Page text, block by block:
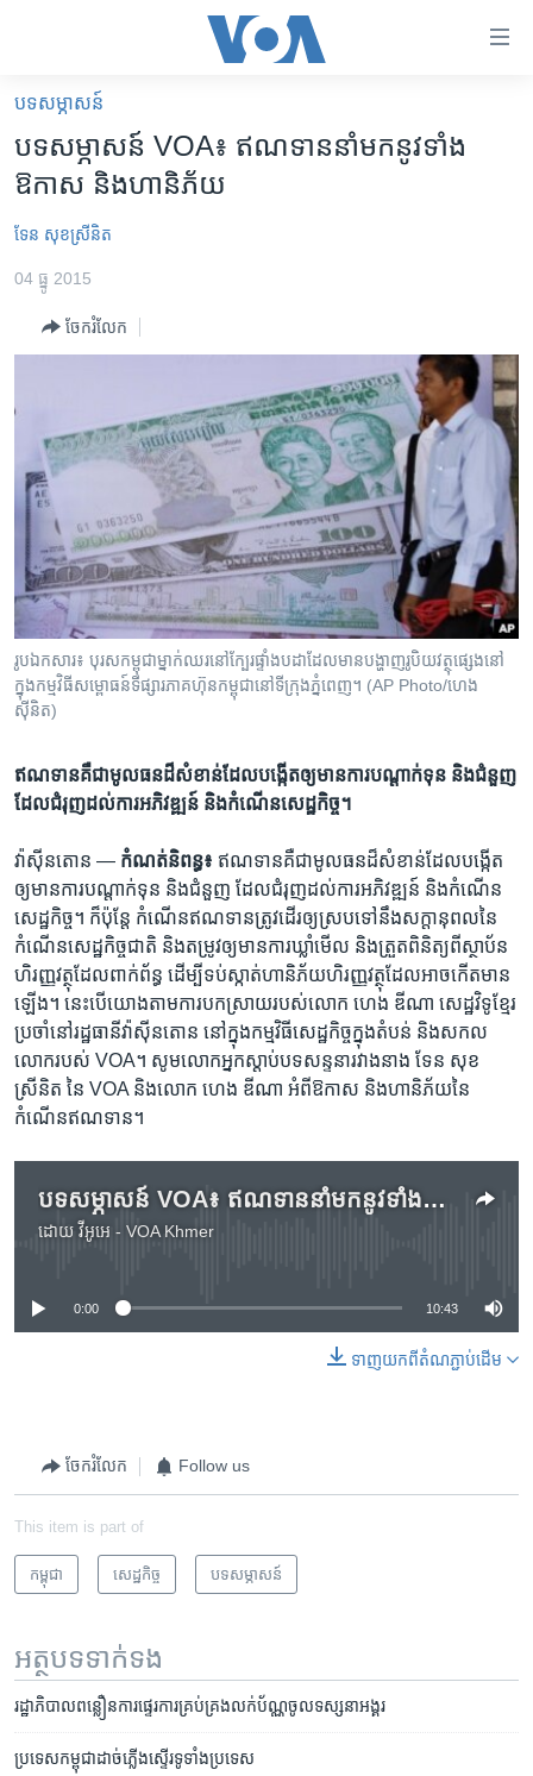
គេហទំព័រ​
ទាក់ទង
និង​
ចូល​
ទំព័រ​
និង​
ទំព័រ​
សម្ព័ន្ធ​
រំលង​
និង​
ទៅ​
កាន់​
ស្វែង​
រក
អន្តរជាតិ
ហេឡូវីអូអេ
កម្ពុជាច្នៃប្រតិដ្ឋ
ទូរទស្សន៍ / វីដេអូ​
វិទ្យុ / ផតខាសថ៍
កម្មវិធីទាំងអស់
Khmer English
បណ្តាញ​សង្គម
បទ​សម្ភាសន៍
បទ​សម្ភាសន៍​ VOA៖ ឥណទាន​នាំ​មក​នូវ​ទាំង​
ឱកាស និង​ហានិភ័យ
ទែន សុខស្រីនិត
04 ធ្នូ 2015
ចែករំលែក
រូបឯកសារ៖ បុរស​កម្ពុជា​ម្នាក់​ឈរ​នៅ​ក្បែរ​ផ្ទាំង​បដា​ដែល​មាន​បង្ហាញ​រូបិយវត្ថុ​ផ្សេង​នៅ​
ក្នុង​កម្មវិធី​សម្ពោធន៍​ទីផ្សារ​ភាគហ៊ុន​កម្ពុជា​នៅ​ទីក្រុង​ភ្នំពេញ។ (AP Photo/ហេង
ស៊ីនិត)
ឥណទាន​គឺជា​មូលធន​ដ៏​សំខាន់​ដែល​បង្កើត​ឲ្យ​មាន​ការ​បណ្តាក់​ទុន និង​ជំនួញ
ដែល​ជំរុញ​ដល់​ការ​អភិវឌ្ឍន៍ និង​កំណើន​សេដ្ឋកិច្ច។
វ៉ាស៊ីនតោន — កំណត់​និពន្ធ៖ ឥណទាន​គឺជា​មូលធន​ដ៏​សំខាន់​ដែល​បង្កើត​
ឲ្យ​មាន​ការ​បណ្តាក់​ទុន និង​ជំនួញ ដែល​ជំរុញ​ដល់​ការ​អភិវឌ្ឍន៍ និង​កំណើន​
សេដ្ឋកិច្ច។ ក៏​ប៉ុន្តែ កំណើន​ឥណទាន​ត្រូវ​ដើរ​ឲ្យ​ស្រប​ទៅ​នឹង​សក្តានុពល​នៃ​
កំណើន​សេដ្ឋកិច្ច​ជាតិ និង​តម្រូវ​ឲ្យ​មាន​ការ​ឃ្លាំ​មើល និង​ត្រួត​ពិនិត្យ​ពី​ស្ថាប័ន​
ហិរញ្ញ​វត្ថុ​ដែល​ពាក់​ព័ន្ធ ដើម្បី​ទប់​ស្កាត់​ហានិភ័យ​ហិរញ្ញ​វត្ថុ​ដែល​អាច​កើត​មាន​
ឡើង។ នេះ​បើ​យោង​តាម​ការ​បក​ស្រាយ​របស់​លោក ហេង ឌីណា សេដ្ឋវិទូ​ខ្មែរ​
ប្រចាំ​នៅ​រដ្ឋធានី​វ៉ាស៊ីនតោន ​នៅ​ក្នុង​កម្មវិធី​សេដ្ឋកិច្ច​ក្នុង​តំបន់ និង​សកល​
លោក​របស់ VOA។ សូម​លោក​អ្នក​ស្តាប់បទ​សន្ទនា​រវាង​នាង ទែន សុខ
ស្រីនិត នៃ VOA និង​លោក ហេង ឌីណា អំពី​ឱកាស និង​ហានិភ័យ​នៃ​
កំណើន​ឥណទាន។
បទ​សម្ភាសន៍ ​VOA៖ ឥណទាន​នាំ​មក​នូវ​ទាំង​ឱកាស និង​ហានិភ័យ
ដោយវីអូអេ - VOA Khmer
0:00 10:43
ទាញ​យក​ពី​តំណភ្ជាប់​ដើម
ចែករំលែក Follow us
This item is part of
កម្ពុជា សេដ្ឋកិច្ច បទ​សម្ភាសន៍
អត្ថបទ​ទាក់ទង
រដ្ឋាភិបាល​ពន្លឿន​ការ​ផ្ទេរ​ការ​គ្រប់គ្រង​លក់​ប័ណ្ណ​ចូល​ទស្សនា​អង្គរ
ប្រទេស​កម្ពុជា​ដាច់​ភ្លើង​ស្ទើរ​ទូទាំង​ប្រទេស​